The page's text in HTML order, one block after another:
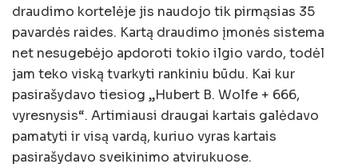
draudimo kortelėje jis naudojo tik pirmąsias 35
pavardės raides. Kartą draudimo įmonės sistema
net nesugebėjo apdoroti tokio ilgio vardo, todėl
jam teko viską tvarkyti rankiniu būdu. Kai kur
pasirašydavo tiesiog „Hubert B. Wolfe + 666,
vyresnysis“. Artimiausi draugai kartais galėdavo
pamatyti ir visą vardą, kuriuo vyras kartais
pasirašydavo sveikinimo atvirukuose.